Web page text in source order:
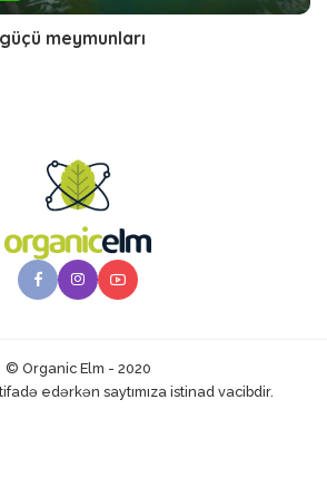
meymunları
© Organic Elm - 2020
edərkən saytımıza istinad vacibdir.